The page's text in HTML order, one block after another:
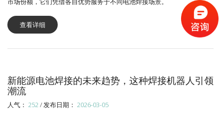
查看详细
新能源电池焊接的未来趋势，这种焊接机器人引领
潮流
人气： 252/ 发布日期： 2026-03-05